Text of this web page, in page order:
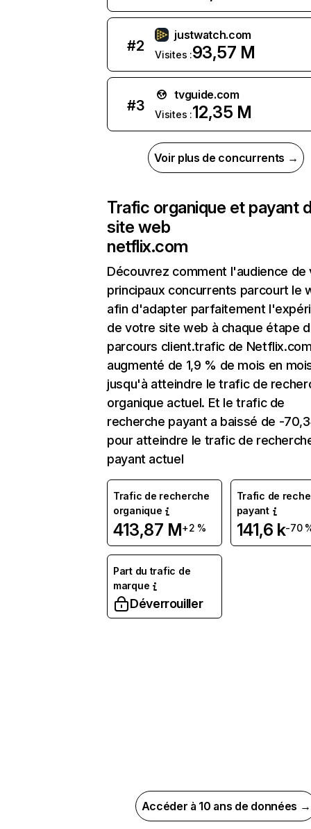
#2
justwatch.com
Visites :93,57 M
#3
tvguide.com
Visites :12,35 M
Voir plus de concurrents →
Trafic organique et payant
site web
netflix.com
Découvrez comment l'audience de
principaux concurrents parcourt le
afin d'adapter parfaitement
de votre site web à chaque étape
parcours client.trafic de
augmenté de 1,9 % de mois en
jusqu'à atteindre le trafic de
organique actuel. Et le trafic de
recherche payant a baissé de -
pour atteindre le trafic de
payant actuel
Trafic de recherche
organique
413,87 M+2 %
Trafic de
payant
141,6 k-70
Part du trafic de
marque
Déverrouiller
Accéder à 10 ans de données →